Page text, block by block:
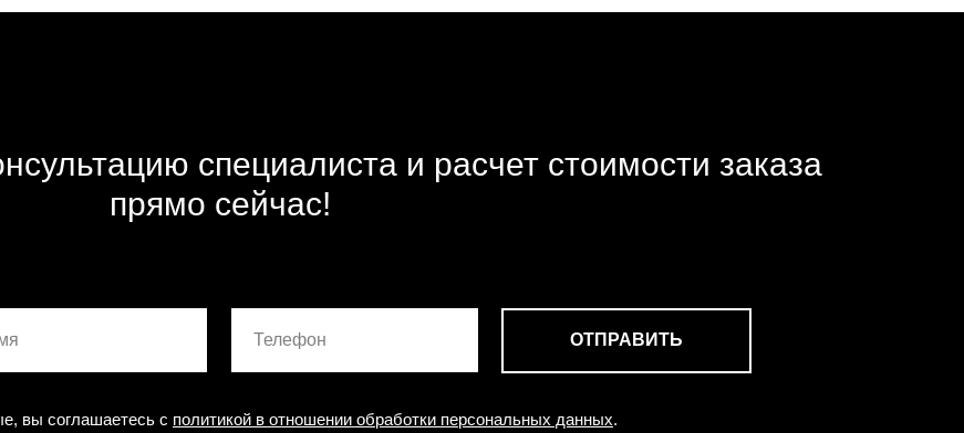
специалиста и расчет стоимости заказа
прямо сейчас!
ОТПРАВИТЬ
вы соглашаетесь с политикой в отношении обработки персональных данных.